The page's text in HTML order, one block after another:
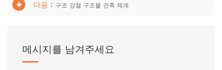
다음 : 구조 강철 구조물 건축 체계
메시지를 남겨주세요